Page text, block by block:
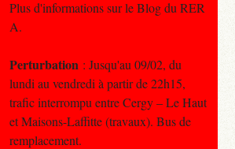
Plus d'informations sur le Blog du RER
A.
Perturbation : Jusqu'au 09/02, du
lundi au vendredi à partir de 22h15,
trafic interrompu entre Cergy – Le Haut
et Maisons-Laffitte (travaux). Bus de
remplacement.